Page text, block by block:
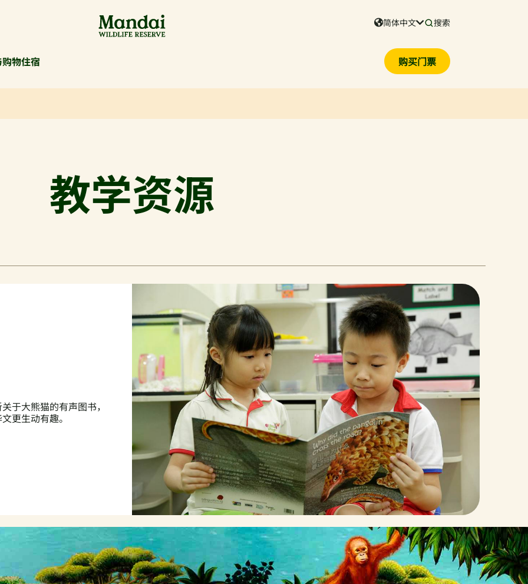
简体中文 搜索
物住宿 购买门票
教学资源
于大熊猫的有声图书，
更生动有趣。